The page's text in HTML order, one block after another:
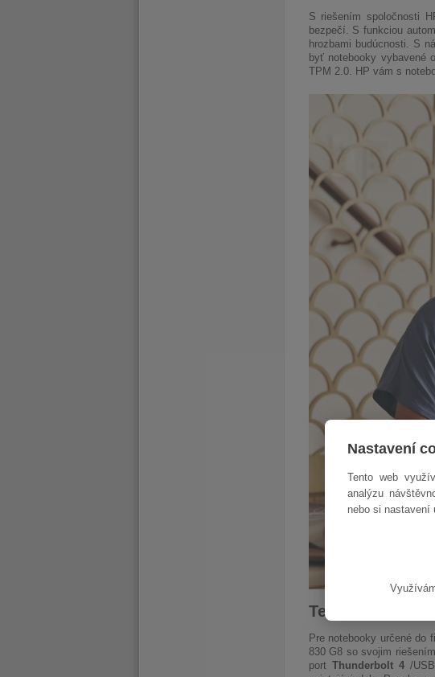
Nastavení
Tento web
analýzu
nebo si nastavení
S riešením spoločnosti
bezpečí. S funkciou
hrozbami budúcnosti. S
byť notebooky vybavené
TPM 2.0. HP vám s
Tenký, napriek
Pre notebooky určené do
830 G8 so svojim
port Thunderbolt 4 /